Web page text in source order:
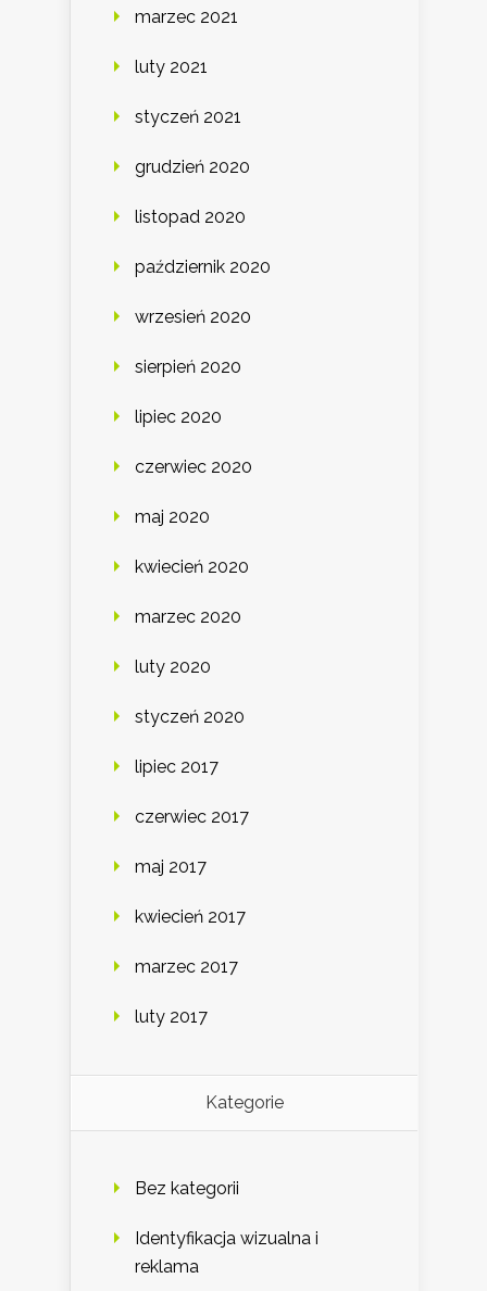
marzec 2021
luty 2021
styczeń 2021
grudzień 2020
listopad 2020
październik 2020
wrzesień 2020
sierpień 2020
lipiec 2020
czerwiec 2020
maj 2020
kwiecień 2020
marzec 2020
luty 2020
styczeń 2020
lipiec 2017
czerwiec 2017
maj 2017
kwiecień 2017
marzec 2017
luty 2017
Kategorie
Bez kategorii
Identyfikacja wizualna i
reklama